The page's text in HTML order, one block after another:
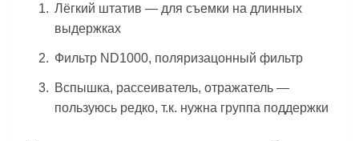
Лёгкий штатив — для съемки на длинных
выдержках
Фильтр ND1000, поляризацонный фильтр
Вспышка, рассеиватель, отражатель —
пользуюсь редко, т.к. нужна группа поддержки